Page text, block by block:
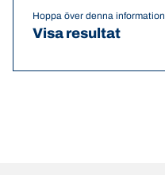
Hoppa över denna information
Visa resultat